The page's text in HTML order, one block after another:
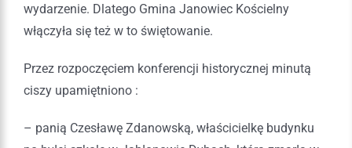
wydarzenie. Dlatego Gmina Janowiec Kościelny
włączyła się też w to świętowanie.
Przez rozpoczęciem konferencji historycznej minutą
ciszy upamiętniono :
– panią Czesławę Zdanowską, właścicielkę budynku